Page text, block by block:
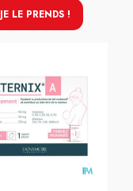
JE LE PRENDS !